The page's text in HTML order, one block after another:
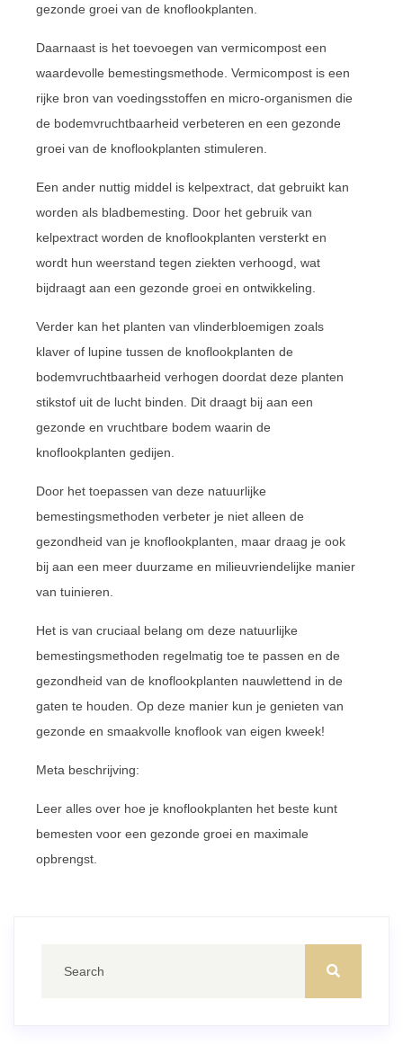
gezonde groei van de knoflookplanten.
Daarnaast is het toevoegen van vermicompost een
waardevolle bemestingsmethode. Vermicompost is een
rijke bron van voedingsstoffen en micro-organismen die
de bodemvruchtbaarheid verbeteren en een gezonde
groei van de knoflookplanten stimuleren.
Een ander nuttig middel is kelpextract, dat gebruikt kan
worden als bladbemesting. Door het gebruik van
kelpextract worden de knoflookplanten versterkt en
wordt hun weerstand tegen ziekten verhoogd, wat
bijdraagt aan een gezonde groei en ontwikkeling.
Verder kan het planten van vlinderbloemigen zoals
klaver of lupine tussen de knoflookplanten de
bodemvruchtbaarheid verhogen doordat deze planten
stikstof uit de lucht binden. Dit draagt bij aan een
gezonde en vruchtbare bodem waarin de
knoflookplanten gedijen.
Door het toepassen van deze natuurlijke
bemestingsmethoden verbeter je niet alleen de
gezondheid van je knoflookplanten, maar draag je ook
bij aan een meer duurzame en milieuvriendelijke manier
van tuinieren.
Het is van cruciaal belang om deze natuurlijke
bemestingsmethoden regelmatig toe te passen en de
gezondheid van de knoflookplanten nauwlettend in de
gaten te houden. Op deze manier kun je genieten van
gezonde en smaakvolle knoflook van eigen kweek!
Meta beschrijving:
Leer alles over hoe je knoflookplanten het beste kunt
bemesten voor een gezonde groei en maximale
opbrengst.